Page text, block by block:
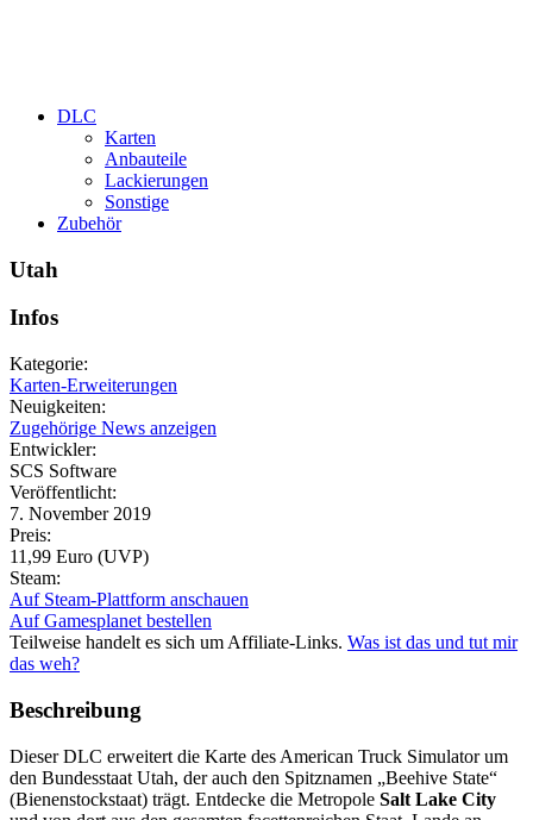
DLC
Karten
Anbauteile
Lackierungen
Sonstige
Zubehör
Utah
Infos
Kategorie:
Karten-Erweiterungen
Neuigkeiten:
Zugehörige News anzeigen
Entwickler:
SCS Software
Veröffentlicht:
7. November 2019
Preis:
11,99 Euro (UVP)
Steam:
Auf Steam-Plattform anschauen
Auf Gamesplanet bestellen
Teilweise handelt es sich um Affiliate-Links. Was ist das und tut mir
das weh?
Beschreibung
Dieser DLC erweitert die Karte des American Truck Simulator um
den Bundesstaat Utah, der auch den Spitznamen „Beehive State“
(Bienenstockstaat) trägt. Entdecke die Metropole Salt Lake City